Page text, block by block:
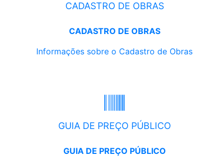
CADASTRO DE OBRAS
CADASTRO DE OBRAS
Informações sobre o Cadastro de Obras
GUIA DE PREÇO PÚBLICO
GUIA DE PREÇO PÚBLICO